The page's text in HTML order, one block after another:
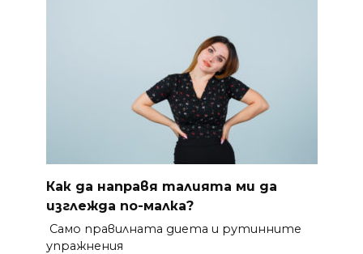
Как да направя талията ми да
изглежда по-малка?
Само правилната диета и рутинните
упражнения